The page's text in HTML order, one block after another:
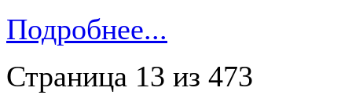
Подробнее...
Страница 13 из 473